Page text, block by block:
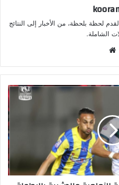
لحظة بلحظة، من الأخبار إلى النتائج
الشاملة.
الوي
ب